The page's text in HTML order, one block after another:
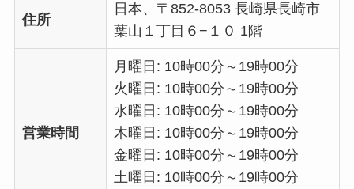
住所
日本、〒852-8053 長崎県長崎市
葉山１丁目６−１０ 1階
営業時間
月曜日: 10時00分～19時00分
火曜日: 10時00分～19時00分
水曜日: 10時00分～19時00分
木曜日: 10時00分～19時00分
金曜日: 10時00分～19時00分
土曜日: 10時00分～19時00分